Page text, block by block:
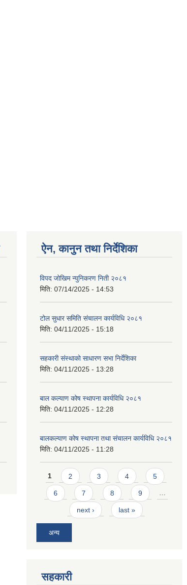
ऐन, कानुन तथा निर्देशिका
विपद जोखिम न्युनिकरण निती २०८१
मिति: 07/14/2025 - 14:53
टोल सुधार समिति संचालन कार्यविधि २०८१
मिति: 04/11/2025 - 15:18
सहकारी संस्थाको साधारण सभा निर्देशिका
मिति: 04/11/2025 - 13:28
बाल कल्याण कोष स्थापना कार्यविधि २०८१
मिति: 04/11/2025 - 12:28
बालकल्याण कोष स्थापना तथा संचालन कार्यविधि २०८१
मिति: 04/11/2025 - 11:28
Pages
1 2 3 4 5
6 7 8 9 …
next › last »
अन्य
सहकारी